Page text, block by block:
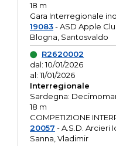
18 m
Gara Interregionale
19083- ASD Apple
Blogna, Santosvaldo
R2620002
dal: 10/01/2026
al: 11/01/2026
Interregionale
Sardegna:
18 m
COMPETIZIONE
20057 - A.S.D. Arcieri
Sanna, Vladimir